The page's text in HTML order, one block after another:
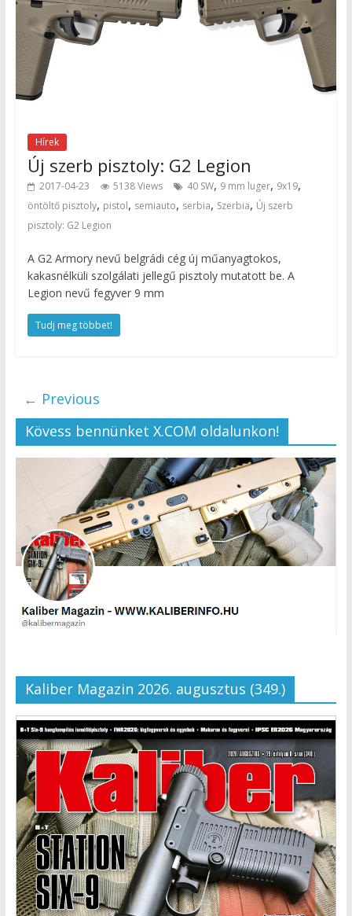
Hírek
Új szerb pisztoly: G2 Legion
2017-04-23 5138 Views 40 SW, 9 mm luger, 9x19,
öntöltő pisztoly, pistol, semiauto, serbia, Szerbia, Új szerb
pisztoly: G2 Legion
A G2 Armory nevű belgrádi cég új műanyagtokos,
kakasnélküli szolgálati jellegű pisztoly mutatott be. A
Legion nevű fegyver 9 mm
Tudj meg többet!
← Previous
Kövess bennünket X.COM oldalunkon!
Kaliber Magazin 2026. augusztus (349.)